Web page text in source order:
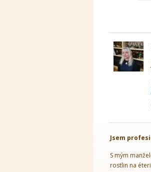
Jsem
S mým
rostlin na